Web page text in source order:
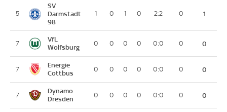
5
SV
Darmstadt
98
1 0 1 0 2:2 0 1
7
VfL
Wolfsburg
0 0 0 0 0:0 0 0
7
Energie
Cottbus
0 0 0 0 0:0 0 0
7
Dynamo
Dresden
0 0 0 0 0:0 0 0